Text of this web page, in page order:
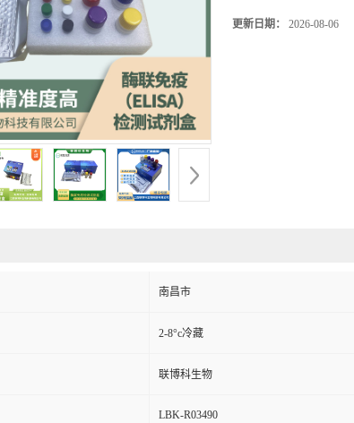
更新日期： 2026-08-06
南昌市
2-8°c冷藏
联博科生物
LBK-R03490